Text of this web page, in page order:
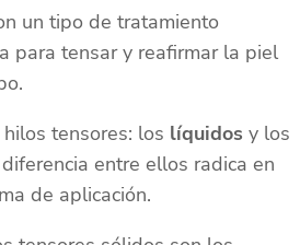
un tipo de tratamiento
para tensar y reafirmar la piel
tensores: los líquidos y los
entre ellos radica en
de aplicación.